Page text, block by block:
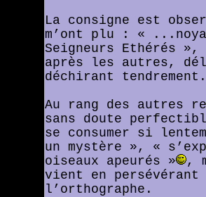
La consigne est
m’ont plu : «
Seigneurs Ethérés
après les autres,
déchirant
Au rang des autres
sans doute
se consumer si
un mystère », «
oiseaux apeurés »
,
vient en
l’orthographe.